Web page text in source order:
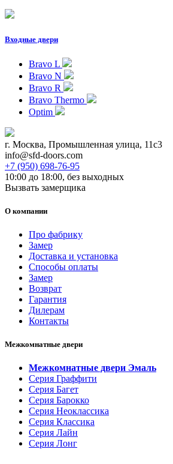
Входные двери
Bravo L
Bravo N
Bravo R
Bravo Thermo
Optim
г. Москва, Промышленная улица, 11с3
info@sfd-doors.com
+7 (950) 698-76-95
10:00 до 18:00, без выходных
Вызвать замерщика
О компании
Про фабрику
Замер
Доставка и установка
Способы оплаты
Замер
Возврат
Гарантия
Дилерам
Контакты
Межкомнатные двери
Межкомнатные двери Эмаль
Серия Граффити
Серия Багет
Серия Барокко
Серия Неоклассика
Серия Классика
Серия Лайн
Серия Лонг